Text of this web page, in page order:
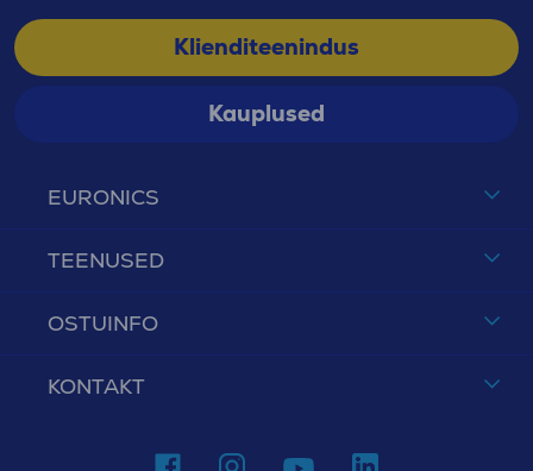
EURONICS
TEENUSED
OSTUINFO
KONTAKT
Klienditeenindus
Kauplused